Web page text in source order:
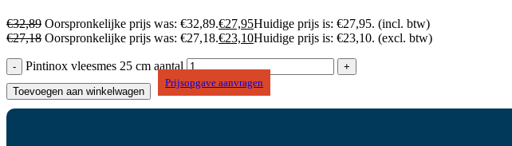
€32,89 Oorspronkelijke prijs was: €32,89.€27,95Huidige prijs is: €27,95. (incl. btw)
€27,18 Oorspronkelijke prijs was: €27,18.€23,10Huidige prijs is: €23,10. (excl. btw)
Pintinox vleesmes 25 cm aantal
Toevoegen aan winkelwagen
Prijsopgave aanvragen